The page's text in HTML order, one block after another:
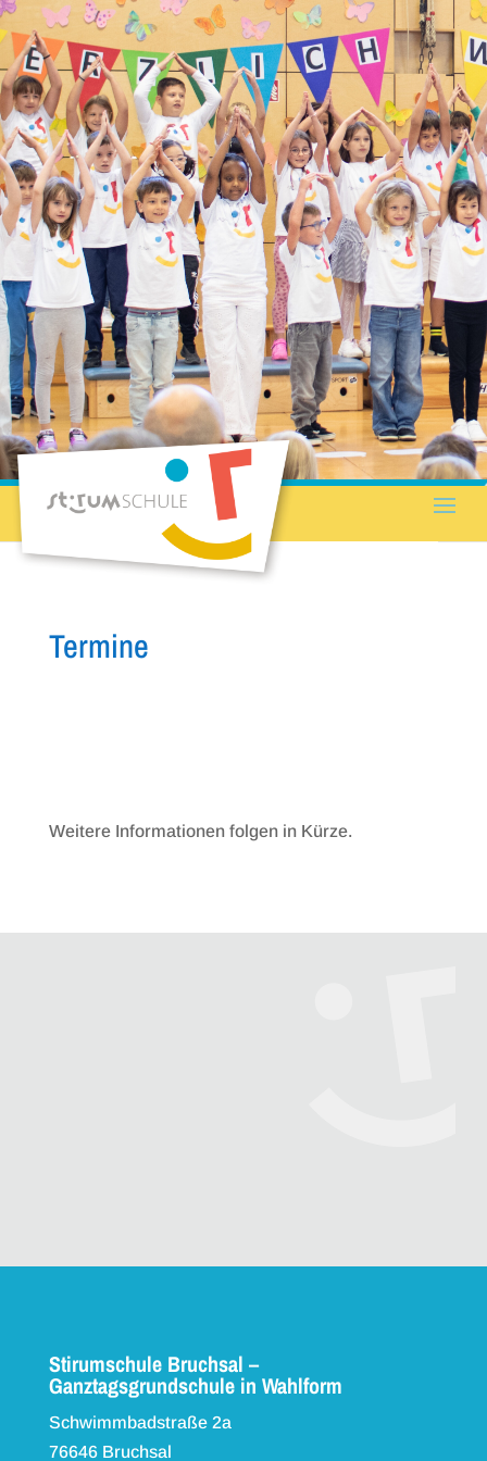
Termine
Weitere Informationen folgen in Kürze.
Stirumschule Bruchsal –
Ganztagsgrundschule in Wahlform
Schwimmbadstraße 2a
76646 Bruchsal